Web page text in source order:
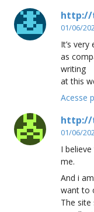
http://
01/06/
It’s
as
writing
at this
Acesse
http://
01/06/
I
me.
And i
want to
The site